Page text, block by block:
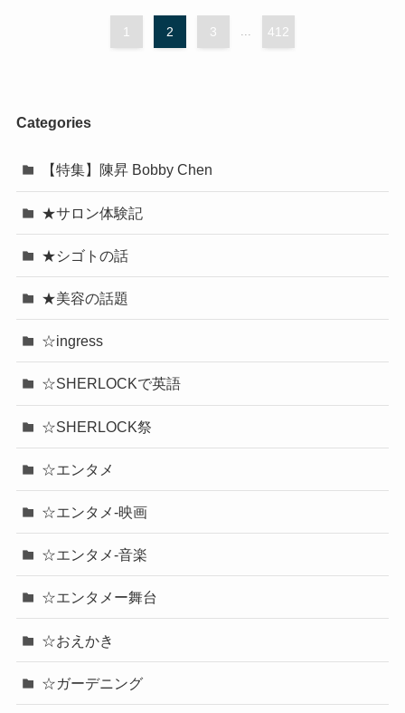
1 2 3 412
Categories
【特集】陳昇 Bobby Chen
★サロン体験記
★シゴトの話
★美容の話題
☆ingress
☆SHERLOCKで英語
☆SHERLOCK祭
☆エンタメ
☆エンタメ-映画
☆エンタメ-音楽
☆エンタメー舞台
☆おえかき
☆ガーデニング